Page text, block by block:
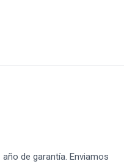
de garantía. Enviamos